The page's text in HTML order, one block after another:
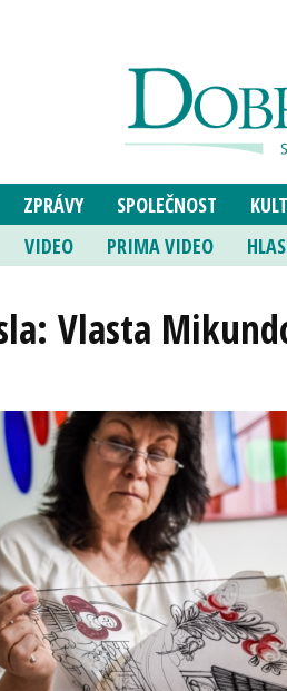
ZPRÁVY SPOLEČNOST
VIDEO PRIMA VIDEO
Vlasta